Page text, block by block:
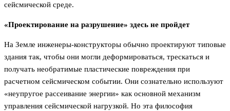
сейсмической среде.
«Проектирование на разрушение» здесь не пройдет
На Земле инженеры-конструкторы обычно проектируют типовые
здания так, чтобы они могли деформироваться, трескаться и
получать необратимые пластические повреждения при
расчетном сейсмическом событии. Они сознательно используют
«неупругое рассеивание энергии» как основной механизм
управления сейсмической нагрузкой. Но эта философия